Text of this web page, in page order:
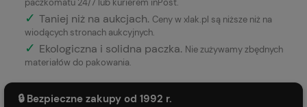
paczkomatu 24/7 lub kurierem inPost.
✓ Taniej niż na aukcjach. Ceny w xlak.pl są niższe niż na
wiodących stronach aukcyjnych.
✓ Ekologiczna i solidna paczka. Nie zużywamy zbędnych
materiałów do pakowania.
🔒 Bezpieczne zakupy od 1992 r.